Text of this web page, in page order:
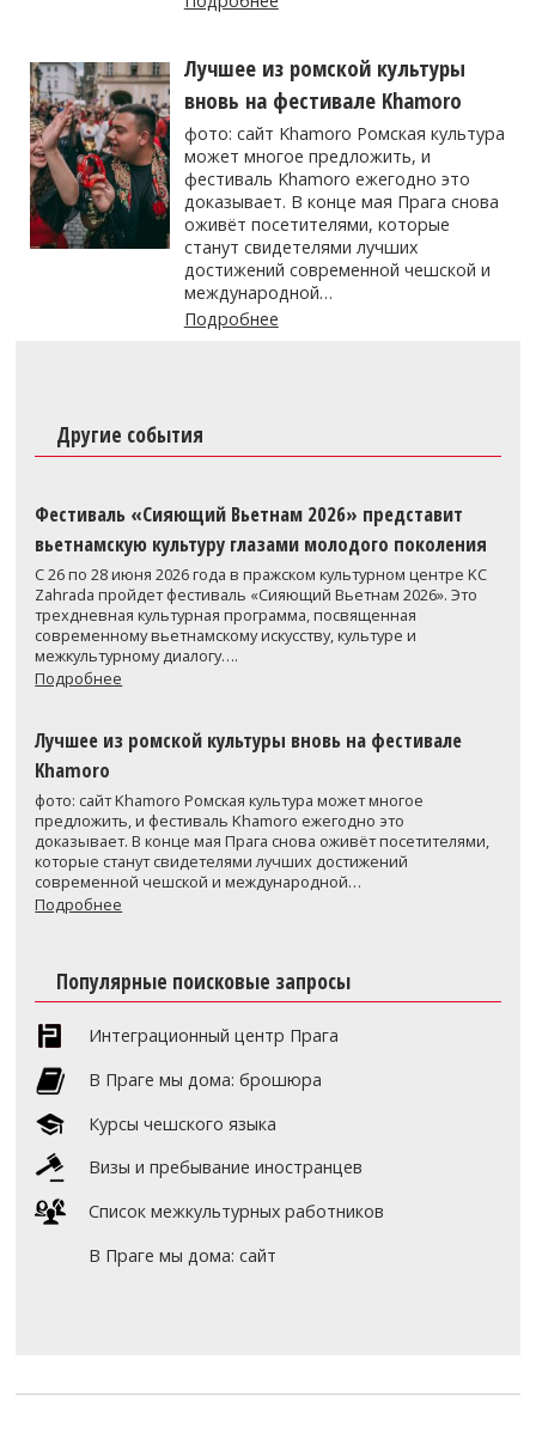
Лучшее из ромской культуры
вновь на фестивале Khamoro
фото: сайт Khamoro Ромская культура
может многое предложить, и
фестиваль Khamoro ежегодно это
доказывает. В конце мая Прага снова
оживёт посетителями, которые
станут свидетелями лучших
достижений современной чешской и
международной…
Подробнее
Другие события
Фестиваль «Сияющий Вьетнам 2026» представит
вьетнамскую культуру глазами молодого поколения
С 26 по 28 июня 2026 года в пражском культурном центре KC
Zahrada пройдет фестиваль «Сияющий Вьетнам 2026». Это
трехдневная культурная программа, посвященная
современному вьетнамскому искусству, культуре и
межкультурному диалогу….
Подробнее
Лучшее из ромской культуры вновь на фестивале
Khamoro
фото: сайт Khamoro Ромская культура может многое
предложить, и фестиваль Khamoro ежегодно это
доказывает. В конце мая Прага снова оживёт посетителями,
которые станут свидетелями лучших достижений
современной чешской и международной…
Подробнее
Популярные поисковые запросы
Интеграционный центр Прага
В Праге мы дома: брошюра
Курсы чешского языка
Визы и пребывание иностранцев
Список межкультурных работников
В Праге мы дома: сайт